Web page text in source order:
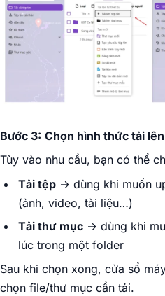
Bước 3: Chọn hình thức tải lên
Tùy vào nhu cầu, bạn có thể
Tải tệp→ dùng khi muốn
(ảnh, video, tài liệu…)
Tải thư mục→ dùng khi
lúc trong một folder
Sau khi chọn xong, cửa sổ
chọn file/thư mục cần tải.